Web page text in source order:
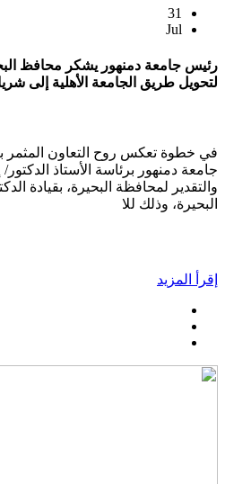
31
Jul
رئيس جامعة دمنهور يشكر محافظ
لتحويل طريق الجامعة الأهلية إلى
في خطوة تعكس روح التعاون
جامعة دمنهور برئاسة الأستاذ
والتقدير لمحافظة البحيرة، بقيادة
البحيرة، وذلك للا
إقرأ المزيد